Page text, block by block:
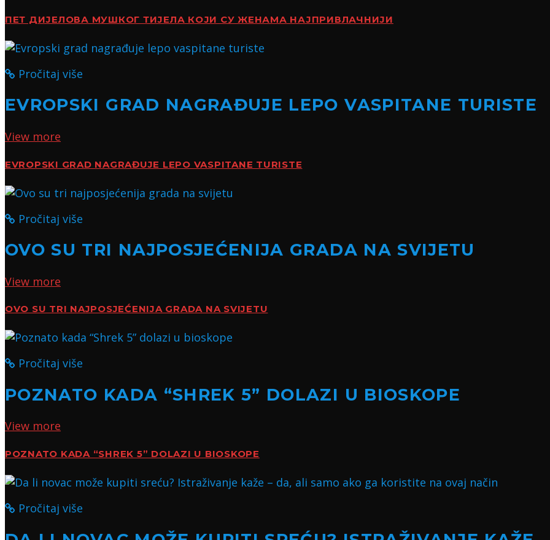
ПЕТ ДИЈЕЛОВА МУШКОГ ТИЈЕЛА КОЈИ СУ ЖЕНАМА НАЈПРИВЛАЧНИЈИ
Pročitaj više
EVROPSKI GRAD NAGRAĐUJE LEPO VASPITANE TURISTE
View more
EVROPSKI GRAD NAGRAĐUJE LEPO VASPITANE TURISTE
Pročitaj više
OVO SU TRI NAJPOSJEĆENIJA GRADA NA SVIJETU
View more
OVO SU TRI NAJPOSJEĆENIJA GRADA NA SVIJETU
Pročitaj više
POZNATO KADA “SHREK 5” DOLAZI U BIOSKOPE
View more
POZNATO KADA “SHREK 5” DOLAZI U BIOSKOPE
Pročitaj više